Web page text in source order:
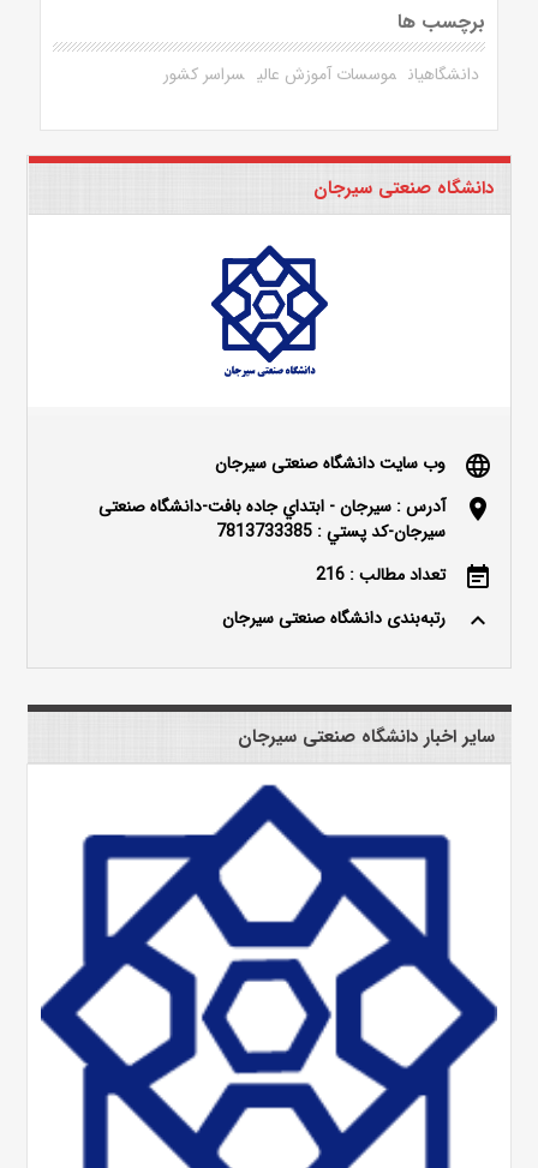
برچسب ها
دانشگاهیان موسسات آموزش عالی سراسر کشور
دانشگاه صنعتی سیرجان
language وب سایت دانشگاه صنعتی سیرجان
location_on
آدرس : سيرجان - ابتداي جاده بافت-دانشگاه صنعتی
سیرجان-کد پستي : 7813733385
event_note تعداد مطالب : 216
keyboard_arrow_up رتبه‌بندی دانشگاه صنعتی سیرجان
سایر اخبار دانشگاه صنعتی سیرجان